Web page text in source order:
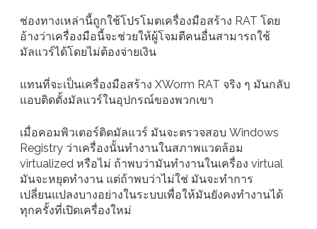
ช่องทางเหล่านี้ถูกใช้โปรโมตเครื่องมือสร้าง RAT โดย
อ้างว่าเครื่องมือนี้จะช่วยให้ผู้โจมตีคนอื่นสามารถใช้
มัลแวร์ได้โดยไม่ต้องจ่ายเงิน
แทนที่จะเป็นเครื่องมือสร้าง XWorm RAT จริง ๆ มันกลับ
แอบติดตั้งมัลแวร์ในอุปกรณ์ของพวกเขา
เมื่อคอมพิวเตอร์ติดมัลแวร์ มันจะตรวจสอบ Windows
Registry ว่าเครื่องนั้นทำงานในสภาพแวดล้อม
virtualized หรือไม่ ถ้าพบว่ามันทำงานในเครื่อง virtual
มันจะหยุดทำงาน แต่ถ้าพบว่าไม่ใช่ มันจะทำการ
เปลี่ยนแปลงบางอย่างในระบบเพื่อให้มันยังคงทำงานได้
ทุกครั้งที่เปิดเครื่องใหม่